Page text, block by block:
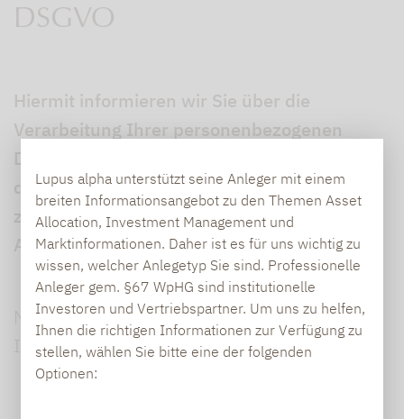
Lupus alpha unterstützt seine Anleger mit einem
breiten Informationsangebot zu den Themen Asset
Allocation, Investment Management und
Marktinformationen. Daher ist es für uns wichtig zu
wissen, welcher Anlegetyp Sie sind. Professionelle
Anleger gem. §67 WpHG sind institutionelle
Investoren und Vertriebspartner. Um uns zu helfen,
Ihnen die richtigen Informationen zur Verfügung zu
stellen, wählen Sie bitte eine der folgenden
Optionen:
DSGVO
Hiermit informieren wir Sie über die
Verarbeitung Ihrer personenbezogenen
Daten durch uns und die Ihnen nach den
datenschutzrechtlichen Regelungen
zustehenden Ansprüche und Rechte gemäß
Art. 13, 14 und 21 DSGVO.
Nachfolgend finden Sie ausführliche
Informationen: